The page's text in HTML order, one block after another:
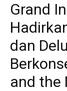
Grand
dan
and the